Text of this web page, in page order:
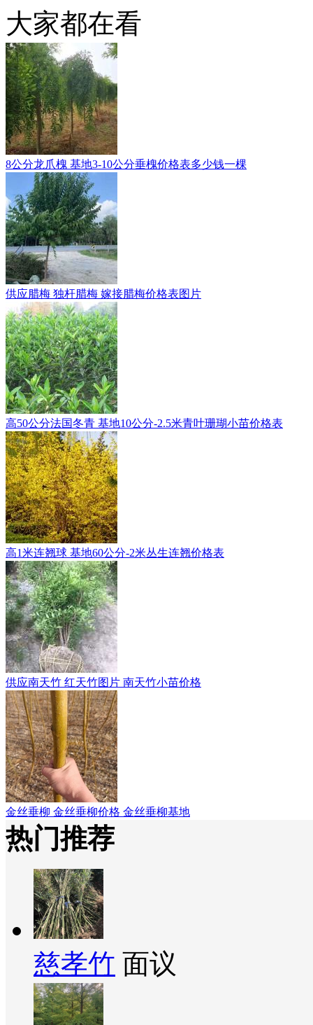
大家都在看
8公分龙爪槐 基地3-10公分垂槐价格表多少钱一棵
供应腊梅 独杆腊梅 嫁接腊梅价格表图片
高50公分法国冬青 基地10公分-2.5米青叶珊瑚小苗价格表
高1米连翘球 基地60公分-2米丛生连翘价格表
供应南天竹 红天竹图片 南天竹小苗价格
金丝垂柳 金丝垂柳价格 金丝垂柳基地
热门推荐
慈孝竹 面议